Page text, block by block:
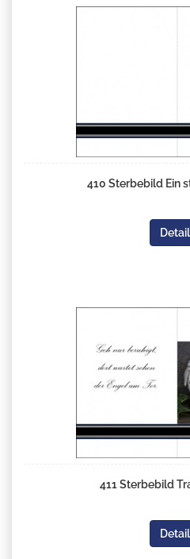
410 Sterbebild Ein
411 Sterbebild